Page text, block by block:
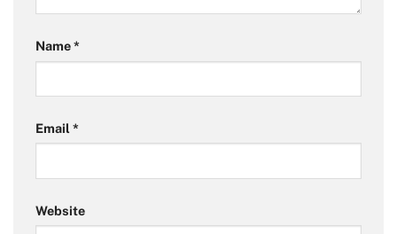
Name*
Email *
Website